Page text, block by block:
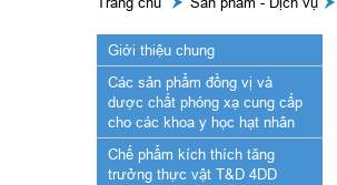
Giới thiệu chung
Các sản phẩm đồng vị và
dược chất phóng xạ cung cấp
cho các khoa y học hạt nhân
Chế phẩm kích thích tăng
trưởng thực vật T&D 4DD